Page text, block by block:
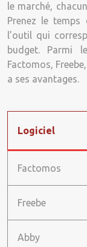
le marché,
Prenez le
l’outil qui
budget. Parmi
Factomos,
a ses avantages.
Logiciel
Factomos
Freebe
Abby